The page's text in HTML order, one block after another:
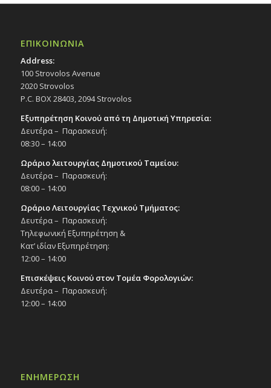
ΕΠΙΚΟΙΝΩΝΙΑ
Address:
100 Strovolos Avenue
2020 Strovolos
P.C. BOX 28403, 2094 Strovolos
Εξυπηρέτηση Κοινού από τη Δημοτική Υπηρεσία:
Δευτέρα – Παρασκευή:
08:30 – 14:00
Ωράριο λειτουργίας Δημοτικού Ταμείου:
Δευτέρα – Παρασκευή:
08:00 – 14:00
Ωράριο Λειτουργίας Τεχνικού Τμήματος:
Δευτέρα – Παρασκευή:
Τηλεφωνική Εξυπηρέτηση &
Κατ’ ιδίαν Εξυπηρέτηση:
12:00 – 14:00
Επισκέψεις Κοινού στον Τομέα Φορολογιών:
Δευτέρα – Παρασκευή:
12:00 – 14:00
ΕΝΗΜΕΡΩΣΗ